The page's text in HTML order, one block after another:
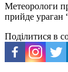
Метеорологи
прийде ураган
Поділитися в